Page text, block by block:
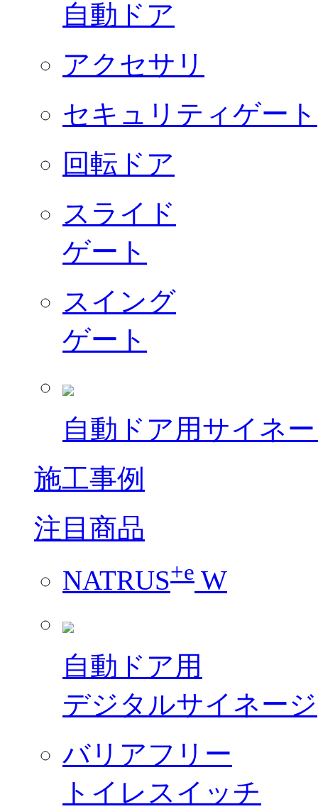
自動ドア
アクセサリ
セキュリティゲート
回転ドア
スライド
ゲート
スイング
ゲート
自動ドア用サイネ
施工事例
注目商品
NATRUS+e W
自動ドア用
デジタルサイネージ
バリアフリー
トイレスイッチ